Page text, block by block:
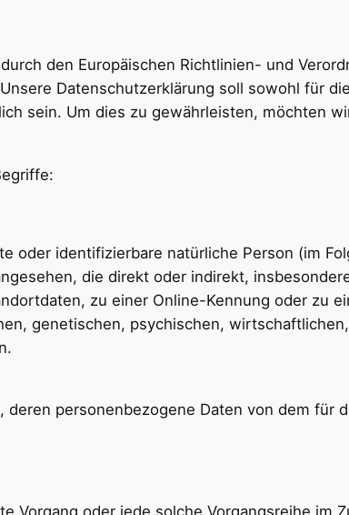
den Europäischen Richtlinien- und
Datenschutzerklärung soll sowohl für
sein. Um dies zu gewährleisten, möchten
oder identifizierbare natürliche Person (im
die direkt oder indirekt,
zu einer Online-Kennung oder zu
genetischen, psychischen,
personenbezogene Daten von dem für
oder jede solche Vorgangsreihe im